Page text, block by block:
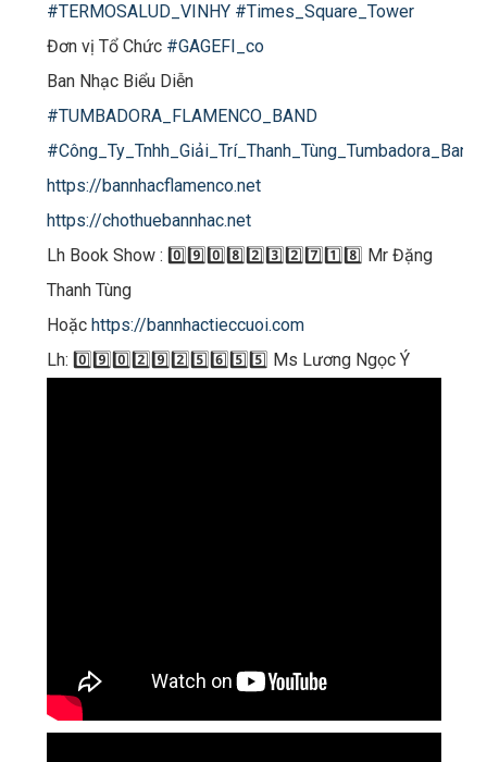
#TERMOSALUD_VINHY #Times_Square_Tower
Đơn vị Tổ Chức #GAGEFI_co
Ban Nhạc Biểu Diễn
#TUMBADORA_FLAMENCO_BAND
#Công_Ty_Tnhh_Giải_Trí_Thanh_Tùng_Tumbadora_Band
https://bannhacflamenco.net
https://chothuebannhac.net
Lh Book Show : 0️⃣9️⃣0️⃣8️⃣2️⃣3️⃣2️⃣7️⃣1️⃣8️⃣ Mr Đặng
Thanh Tùng
Hoặc https://bannhactieccuoi.com​​​
Lh: 0️⃣9️⃣0️⃣2️⃣9️⃣2️⃣5️⃣6️⃣5️⃣5️⃣ Ms Lương Ngọc Ý